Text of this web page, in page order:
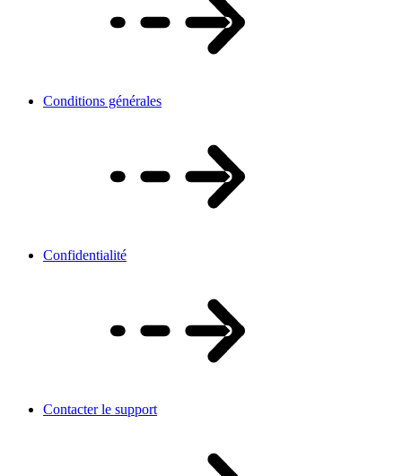
Conditions générales
Confidentialité
Contacter le support